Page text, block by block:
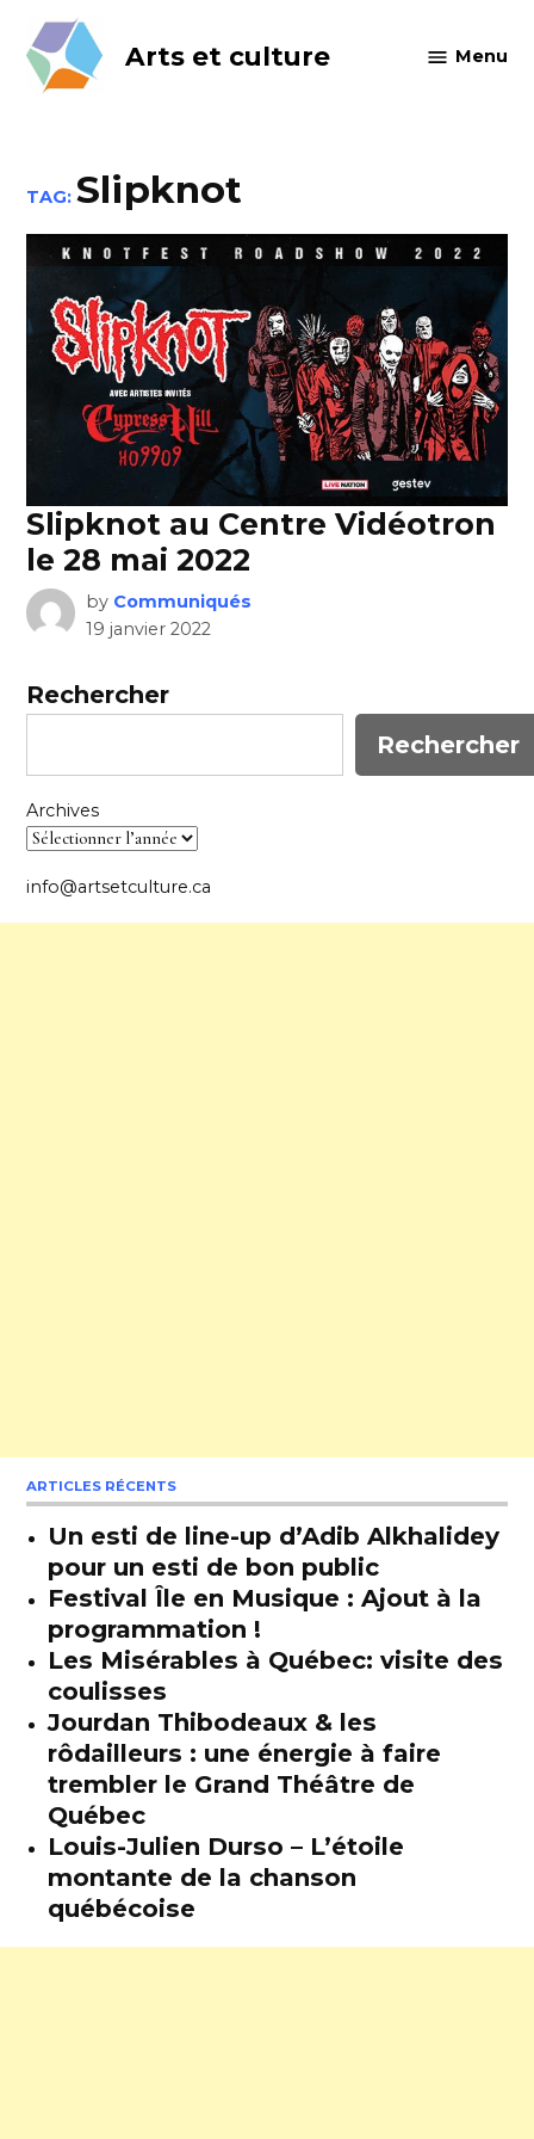
content
Arts et culture Menu
TAG:Slipknot
Slipknot au Centre Vidéotron
le 28 mai 2022
by Communiqués
19 janvier 2022
Rechercher
Rechercher
Archives
info@artsetculture.ca
ARTICLES RÉCENTS
Un esti de line-up d’Adib Alkhalidey
pour un esti de bon public
Festival Île en Musique : Ajout à la
programmation !
Les Misérables à Québec: visite des
coulisses
Jourdan Thibodeaux & les
rôdailleurs : une énergie à faire
trembler le Grand Théâtre de
Québec
Louis-Julien Durso – L’étoile
montante de la chanson
québécoise